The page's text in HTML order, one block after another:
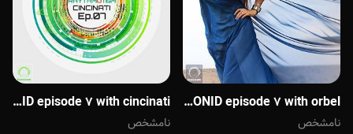
Deephouse Episode 7 With DONID episode 7 with orbel
نامشخص
Deephouse Episode 7 With DONID episode 7 with cincinati
نامشخص